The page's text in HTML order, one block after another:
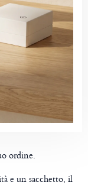
ordine.
e un sacchetto, il